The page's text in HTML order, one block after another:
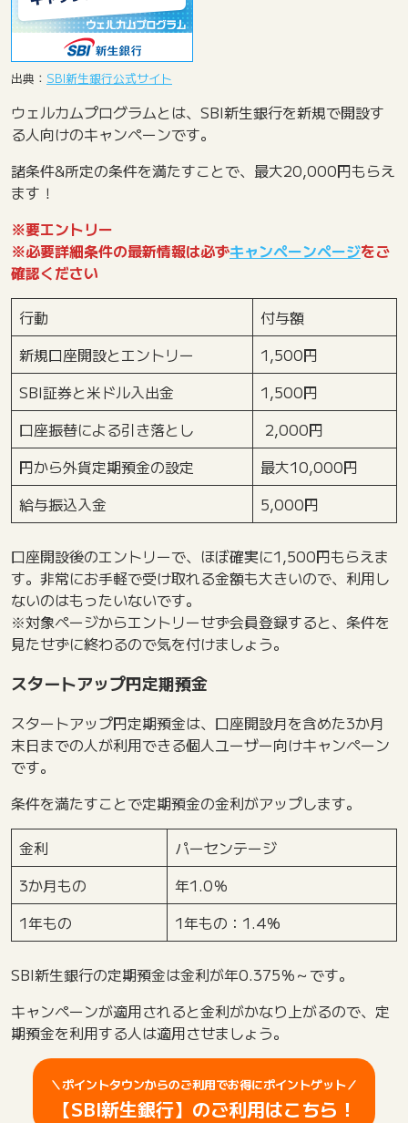
出典： SBI新生銀行公式サイト
ウェルカムプログラムとは、SBI新生銀行を新規で開設す
る人向けのキャンペーンです。
諸条件&所定の条件を満たすことで、最大20,000円もらえ
ます！
※要エントリー
※必要詳細条件の最新情報は必ずキャンペーンページをご
確認ください
行動
付与額
新規口座開設とエントリー
1,500円
SBI証券と米ドル入出金
1,500円
口座振替による引き落とし
2,000円
円から外貨定期預金の設定
最大10,000円
給与振込入金
5,000円
口座開設後のエントリーで、ほぼ確実に1,500円もらえま
す。非常にお手軽で受け取れる金額も大きいので、利用し
ないのはもったいないです。
※対象ページからエントリーせず会員登録すると、条件を
見たせずに終わるので気を付けましょう。
スタートアップ円定期預金
スタートアップ円定期預金は、口座開設月を含めた3か月
末日までの人が利用できる個人ユーザー向けキャンペーン
です。
条件を満たすことで定期預金の金利がアップします。
金利
パーセンテージ
3か月もの
年1.0％
1年もの
1年もの：1.4%
SBI新生銀行の定期預金は金利が年0.375％～です。
キャンペーンが適用されると金利がかなり上がるので、定
期預金を利用する人は適用させましょう。
＼ポイントタウンからのご利用でお得にポイントゲット／
【SBI新生銀行】のご利用はこちら！